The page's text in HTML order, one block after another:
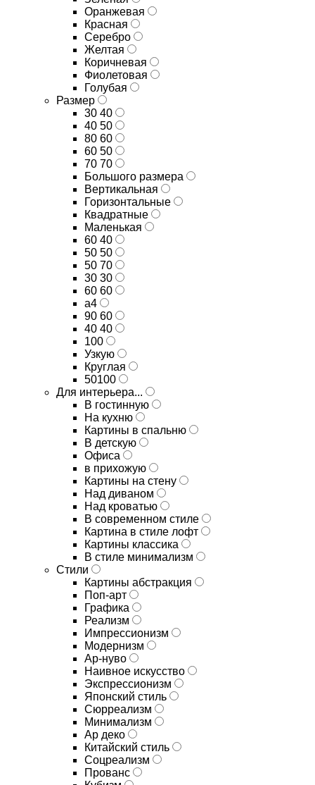
Оранжевая
Красная
Серебро
Желтая
Коричневая
Фиолетовая
Голубая
Размер
30 40
40 50
80 60
60 50
70 70
Большого размера
Вертикальная
Горизонтальные
Квадратные
Маленькая
60 40
50 50
50 70
30 30
60 60
а4
90 60
40 40
100
Узкую
Круглая
50100
Для интерьера...
В гостинную
На кухню
Картины в спальню
В детскую
Офиса
в прихожую
Картины на стену
Над диваном
Над кроватью
В современном стиле
Картина в стиле лофт
Картины классика
В стиле минимализм
Стили
Картины абстракция
Поп-арт
Графика
Реализм
Импрессионизм
Модернизм
Ар-нуво
Наивное искусство
Экспрессионизм
Японский стиль
Сюрреализм
Минимализм
Ар деко
Китайский стиль
Соцреализм
Прованс